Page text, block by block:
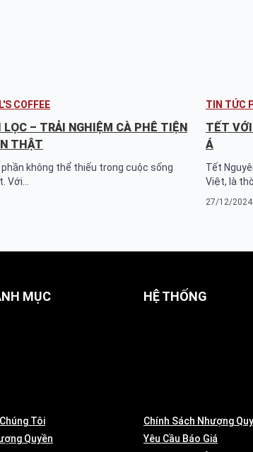
COFFEE
LỌC – TRẢI NGHIỆM CÀ PHÊ TIỆN
THẬT
không thể thiếu trong cuộc sống
Với…
TIN TỨC
TẾT
Á
Tết
Việt, là
27/12/2024
MỤC
Tôi
Quyền
HỆ THỐNG
Chính Sách Nhượng
Yêu Cầu Báo Giá